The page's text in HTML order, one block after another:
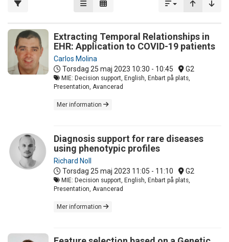
Extracting Temporal Relationships in
EHR: Application to COVID-19 patients
Carlos Molina
Torsdag 25 maj 2023 10:30 - 10:45 G2
MIE: Decision support, English, Enbart på plats,
Presentation, Avancerad
Mer information
Diagnosis support for rare diseases
using phenotypic profiles
Richard Noll
Torsdag 25 maj 2023 11:05 - 11:10 G2
MIE: Decision support, English, Enbart på plats,
Presentation, Avancerad
Mer information